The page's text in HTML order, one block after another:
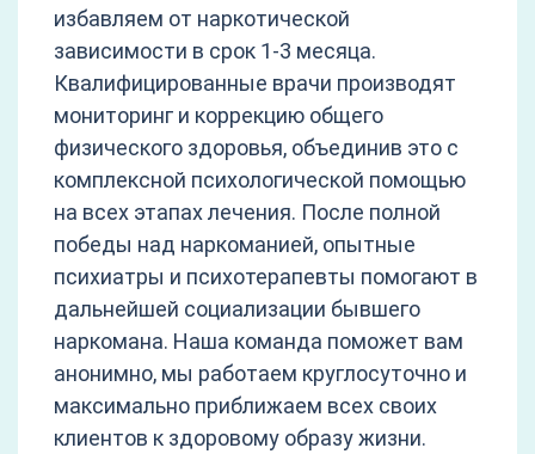
избавляем от наркотической
зависимости в срок 1-3 месяца.
Квалифицированные врачи производят
мониторинг и коррекцию общего
физического здоровья, объединив это с
комплексной психологической помощью
на всех этапах лечения. После полной
победы над наркоманией, опытные
психиатры и психотерапевты помогают в
дальнейшей социализации бывшего
наркомана. Наша команда поможет вам
анонимно, мы работаем круглосуточно и
максимально приближаем всех своих
клиентов к здоровому образу жизни.